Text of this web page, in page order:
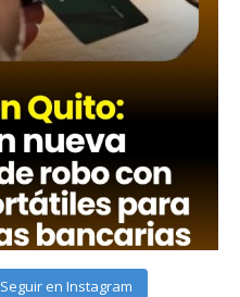
Seguir en Instagram